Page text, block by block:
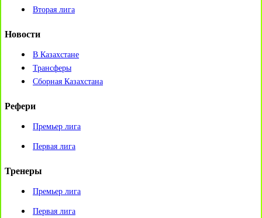
Вторая лига
Новости
В Казахстане
Трансферы
Сборная Казахстана
Рефери
Премьер лига
Первая лига
Тренеры
Премьер лига
Первая лига